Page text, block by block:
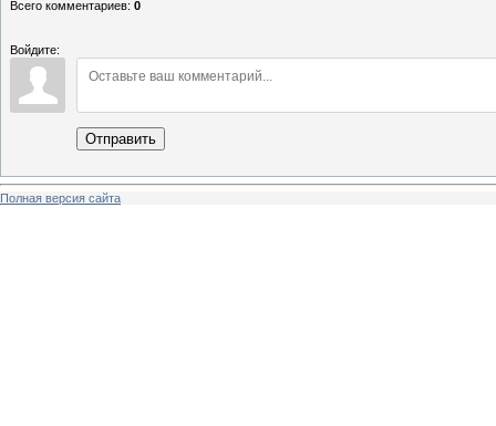
Всего комментариев: 0
Войдите:
Отправить
Полная версия сайта